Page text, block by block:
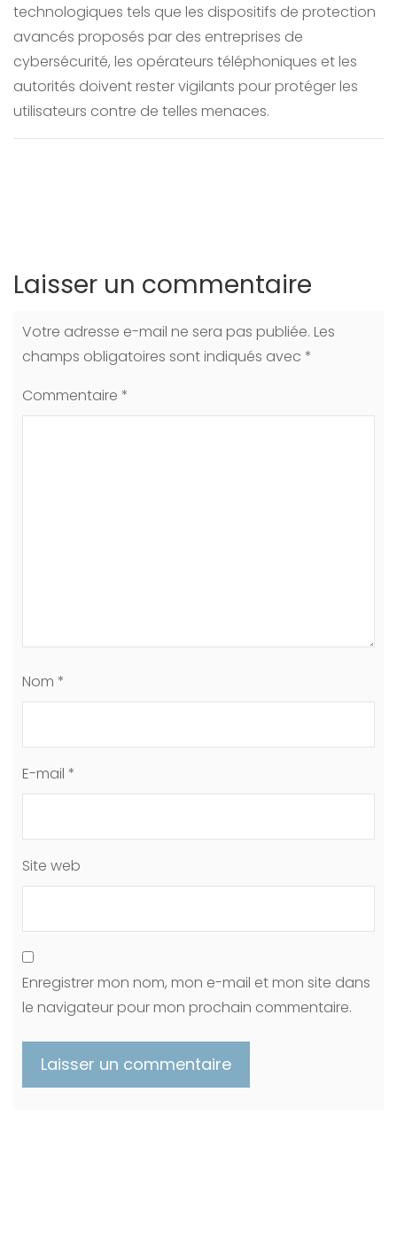
technologiques tels que les dispositifs de protection
avancés proposés par des entreprises de
cybersécurité, les opérateurs téléphoniques et les
autorités doivent rester vigilants pour protéger les
utilisateurs contre de telles menaces.
Laisser un commentaire
Votre adresse e-mail ne sera pas publiée. Les
champs obligatoires sont indiqués avec *
Commentaire *
Nom *
E-mail *
Site web
Enregistrer mon nom, mon e-mail et mon site dans
le navigateur pour mon prochain commentaire.